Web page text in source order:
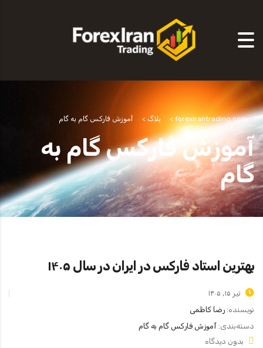
forexirantrading.com
> بلاگ > آموزش فارکس گام به گام
آموزش فارکس گام به
گام
بهترین استاد فارکس در ایران در سال ۱۴۰۵
تیر ۱۵, ۱۴۰۵
نویسنده: رضا کاظمی
دسته‌بندی: آموزش فارکس گام به گام
بدون دیدگاه